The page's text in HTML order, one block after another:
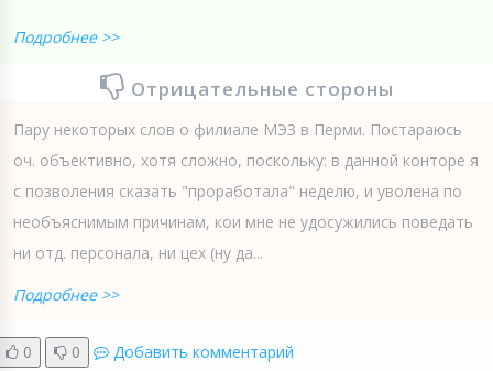
Подробнее >>
Отрицательные стороны
Пару некоторых слов о филиале МЭЗ в Перми. Постараюсь
оч. объективно, хотя сложно, поскольку: в данной конторе я
с позволения сказать "проработала" неделю, и уволена по
необъяснимым причинам, кои мне не удосужились поведать
ни отд. персонала, ни цех (ну да...
Подробнее >>
0 0 Добавить комментарий